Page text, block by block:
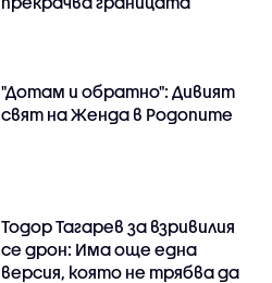
"Дотам и обратно": Дивият
свят на Женда в Родопите
Тодор Тагарев за взривилия
се дрон: Има още една
версия, която не трябва да